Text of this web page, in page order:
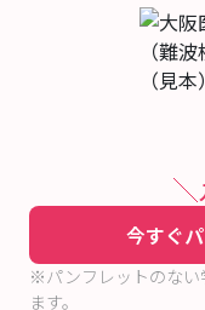
今すぐ
※パンフレットのない
ます。